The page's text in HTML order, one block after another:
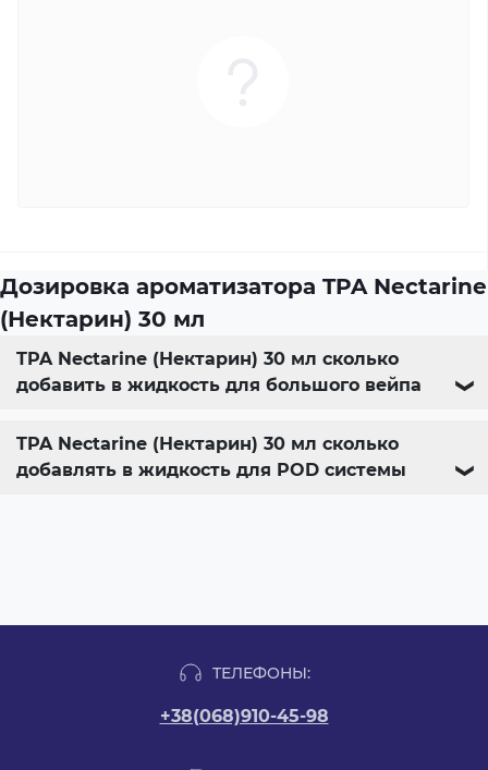
Дозировка ароматизатора TPA Nectarine
(Нектарин) 30 мл
TPA Nectarine (Нектарин) 30 мл сколько
добавить в жидкость для большого вейпа
❯
TPA Nectarine (Нектарин) 30 мл сколько
добавлять в жидкость для POD системы
❯
ТЕЛЕФОНЫ:
+38(068)910-45-98